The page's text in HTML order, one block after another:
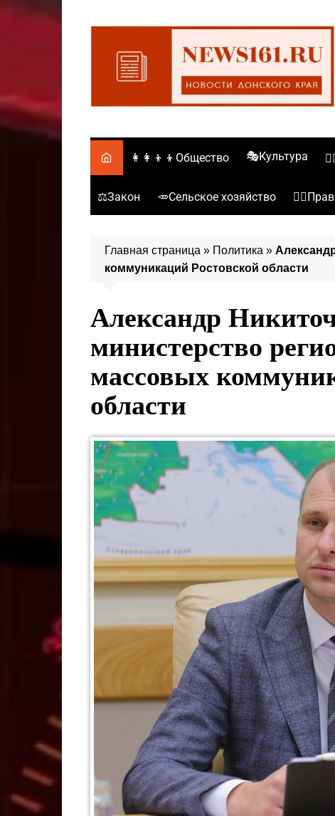
Перейти
👩‍👩‍👦‍👦Общество 🎭Культура
⚖️Закон 🥕Сельское хозяйство
Главная страница » Политика »
коммуникаций Ростовской области
Александр
министерство
массовых
области
Реклама.
А.А.